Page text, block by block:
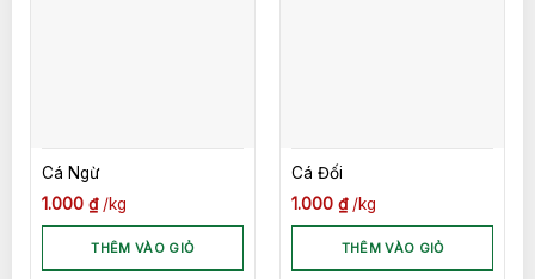
Cá Ngừ
1.000 ₫ kg
THÊM VÀO GIỎ
Cá Đối
1.000 ₫ kg
THÊM VÀO GIỎ